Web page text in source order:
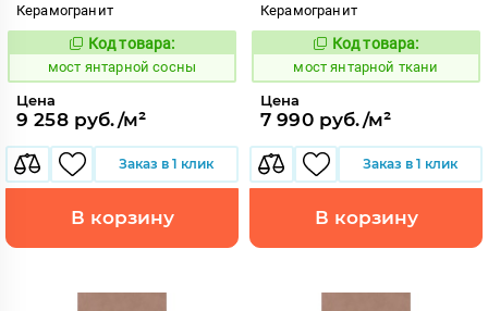
Керамогранит
1031097
Код товара:
мост янтарной сосны
Цена
9 258 руб./м²
Заказ в 1 клик
В корзину
Керамогранит
1031105
Код товара:
мост янтарной ткани
Цена
7 990 руб./м²
Заказ в 1 клик
В корзину